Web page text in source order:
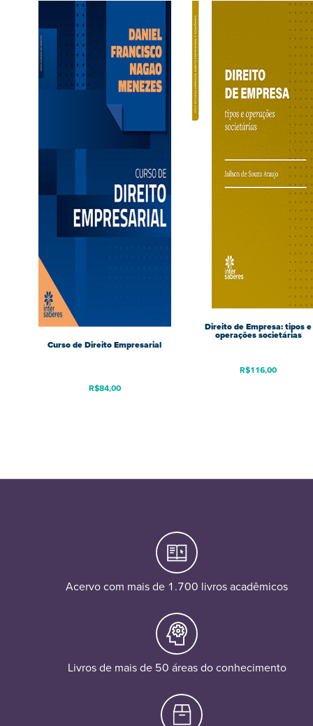
Curso de Direito Empresarial
R$84,00
Direito de Empresa: tipos e
operações societárias
R$116,00
Acervo com mais de 1.700 livros acadêmicos
Livros de mais de 50 áreas do conhecimento